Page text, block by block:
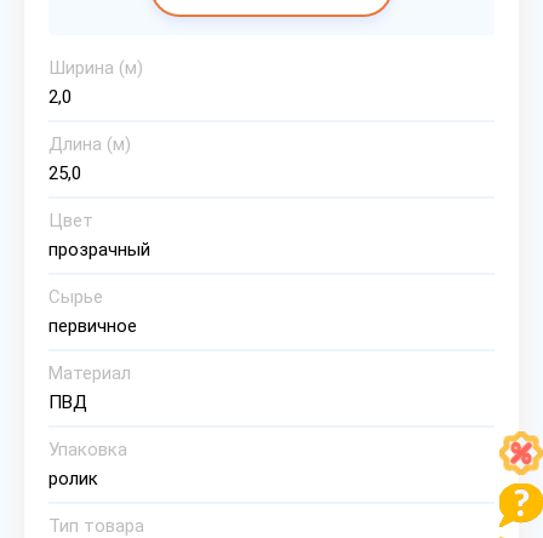
Ширина (м)
2,0
Длина (м)
25,0
Цвет
прозрачный
Сырье
первичное
Материал
ПВД
Упаковка
ролик
Тип товара